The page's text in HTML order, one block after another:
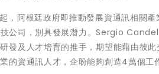
阿根廷政府即推動發展資通訊相關產
公司，別具發展潛力。Sergio
發及人才培育的推手，期望能藉由彼
的資通訊人才，企盼能夠創造4萬個工